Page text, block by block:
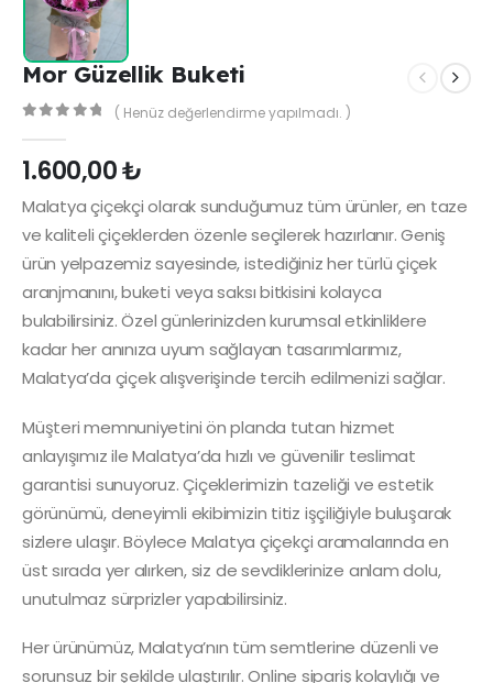
Mor Güzellik Buketi
( Henüz değerlendirme yapılmadı. )
1.600,00₺
Malatya çiçekçi olarak sunduğumuz tüm ürünler, en taze
ve kaliteli çiçeklerden özenle seçilerek hazırlanır. Geniş
ürün yelpazemiz sayesinde, istediğiniz her türlü çiçek
aranjmanını, buketi veya saksı bitkisini kolayca
bulabilirsiniz. Özel günlerinizden kurumsal etkinliklere
kadar her anınıza uyum sağlayan tasarımlarımız,
Malatya’da çiçek alışverişinde tercih edilmenizi sağlar.
Müşteri memnuniyetini ön planda tutan hizmet
anlayışımız ile Malatya’da hızlı ve güvenilir teslimat
garantisi sunuyoruz. Çiçeklerimizin tazeliği ve estetik
görünümü, deneyimli ekibimizin titiz işçiliğiyle buluşarak
sizlere ulaşır. Böylece Malatya çiçekçi aramalarında en
üst sırada yer alırken, siz de sevdiklerinize anlam dolu,
unutulmaz sürprizler yapabilirsiniz.
Her ürünümüz, Malatya’nın tüm semtlerine düzenli ve
sorunsuz bir şekilde ulaştırılır. Online sipariş kolaylığı ve